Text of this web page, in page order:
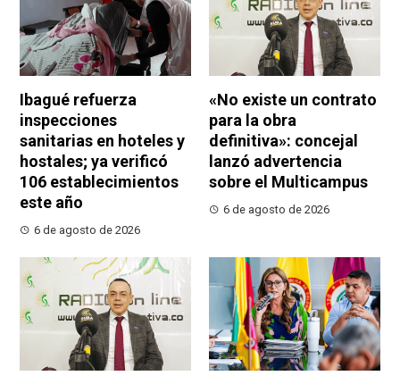
Ibagué refuerza
inspecciones
sanitarias en hoteles y
hostales; ya verificó
106 establecimientos
este año
6 de agosto de 2026
«No existe un contrato
para la obra
definitiva»: concejal
lanzó advertencia
sobre el Multicampus
6 de agosto de 2026